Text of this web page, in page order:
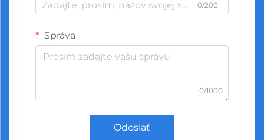
0/200
Správa
0/1000
Odoslať